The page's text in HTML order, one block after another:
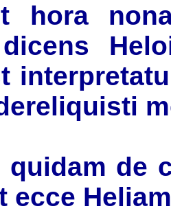
hora
quidam de
ecce